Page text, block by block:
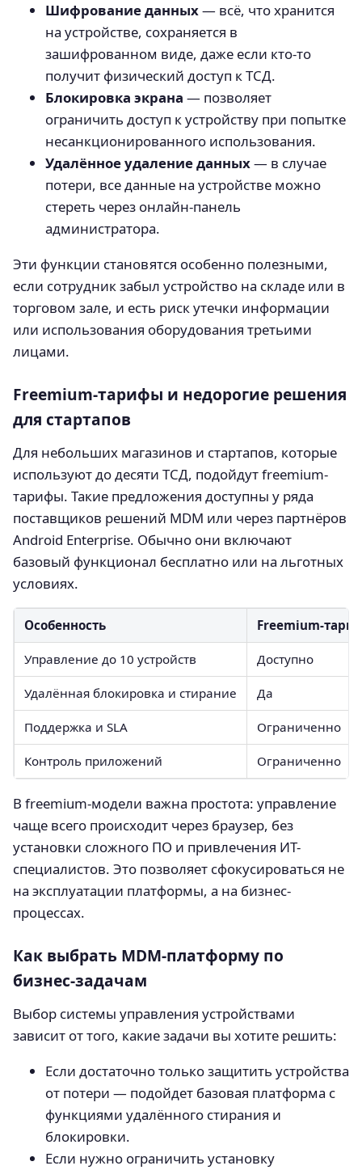
Шифрование данных— всё, что хранится
на устройстве, сохраняется в
зашифрованном виде, даже если кто-то
получит физический доступ к ТСД.
Блокировка экрана — позволяет
ограничить доступ к устройству при попытке
несанкционированного использования.
Удалённое удаление данных— в случае
потери, все данные на устройстве можно
стереть через онлайн-панель
администратора.
Эти функции становятся особенно полезными,
если сотрудник забыл устройство на складе или в
торговом зале, и есть риск утечки информации
или использования оборудования третьими
лицами.
Freemium-тарифы и недорогие решения
для стартапов
Для небольших магазинов и стартапов, которые
используют до десяти ТСД, подойдут freemium-
тарифы. Такие предложения доступны у ряда
поставщиков решений MDM или через партнёров
Android Enterprise. Обычно они включают
базовый функционал бесплатно или на льготных
условиях.
Особенность Freemium-
Управление до 10 устройств Доступно
Удалённая блокировка и стирание Да
Поддержка и SLA Ограниченно
Контроль приложений Ограниченно
В freemium-модели важна простота: управление
чаще всего происходит через браузер, без
установки сложного ПО и привлечения ИТ-
специалистов. Это позволяет сфокусироваться не
на эксплуатации платформы, а на бизнес-
процессах.
Как выбрать MDM-платформу по
бизнес-задачам
Выбор системы управления устройствами
зависит от того, какие задачи вы хотите решить:
Если достаточно только защитить устройства
от потери — подойдет базовая платформа с
функциями удалённого стирания и
блокировки.
Если нужно ограничить установку